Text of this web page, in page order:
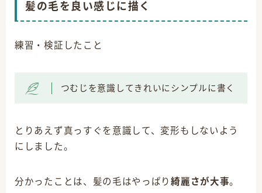
髪の毛を良い感じに描く
練習・検証したこと
つむじを意識してきれいにシンプルに書く
とりあえず真っすぐを意識して、変形もしないよう
にしました。
分かったことは、髪の毛はやっぱり綺麗さが大事。